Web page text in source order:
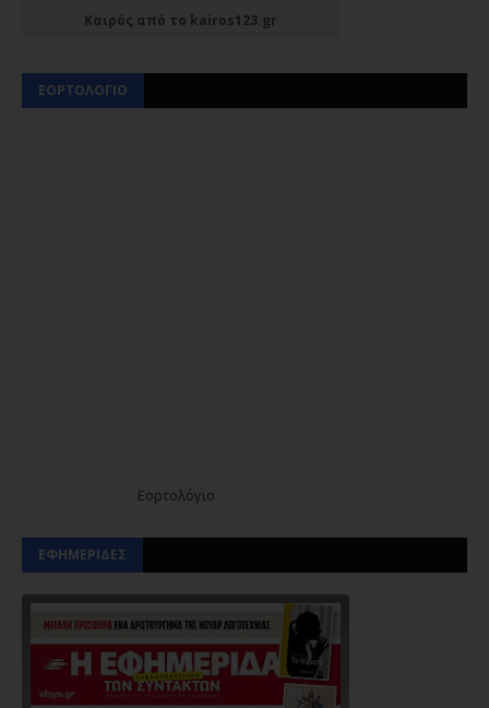
Καιρός από το kairos123.gr
ΕΟΡΤΟΛΟΓΙΟ
Εορτολόγιο
ΕΦΗΜΕΡΙΔΕΣ